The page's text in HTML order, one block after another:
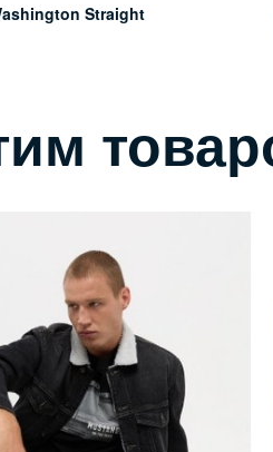
Straight